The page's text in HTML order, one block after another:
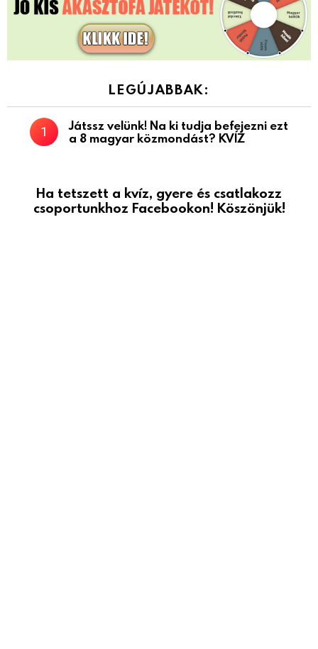
LEGÚJABBAK:
Játssz velünk! Na ki tudja befejezni ezt
a 8 magyar közmondást? KVÍZ
Ha tetszett a kvíz, gyere és csatlakozz
csoportunkhoz Facebookon! Köszönjük!